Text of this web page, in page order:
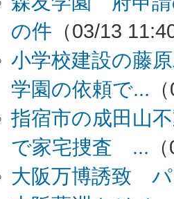
の件 （03/13
小学校建設の藤
学園の依頼で...
指宿市の成田山
で家宅捜査 ...
大阪万博誘致